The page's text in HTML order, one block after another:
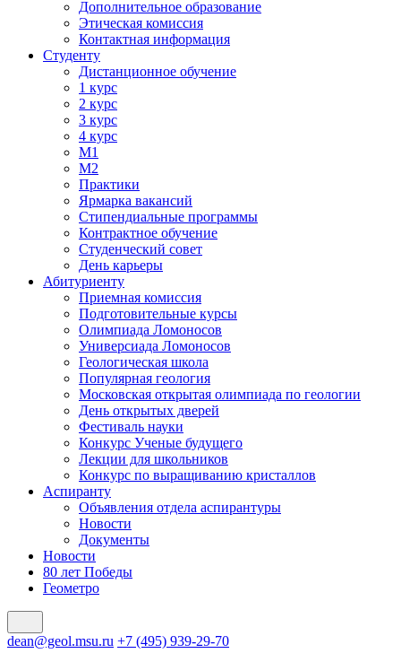
Дополнительное образование
Этическая комиссия
Контактная информация
Студенту
Дистанционное обучение
1 курс
2 курс
3 курс
4 курс
М1
М2
Практики
Ярмарка вакансий
Стипендиальные программы
Контрактное обучение
Студенческий совет
День карьеры
Абитуриенту
Приемная комиссия
Подготовительные курсы
Олимпиада Ломоносов
Универсиада Ломоносов
Геологическая школа
Популярная геология
Московская открытая олимпиада по геологии
День открытых дверей
Фестиваль науки
Конкурс Ученые будущего
Лекции для школьников
Конкурс по выращиванию кристаллов
Аспиранту
Объявления отдела аспирантуры
Новости
Документы
Новости
80 лет Победы
Геометро
dean@geol.msu.ru +7 (495) 939-29-70